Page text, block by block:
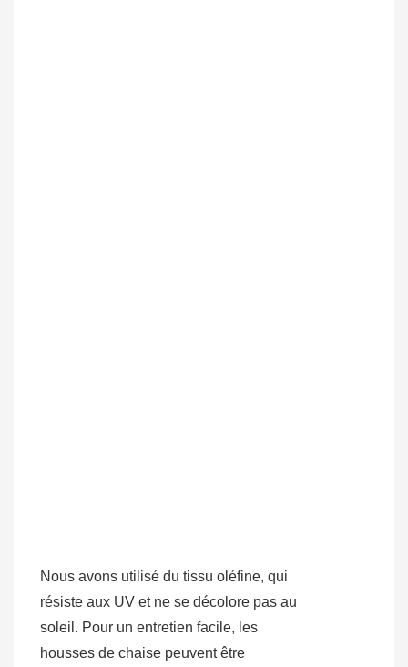
Nous avons utilisé du tissu oléfine, qui
résiste aux UV et ne se décolore pas au
soleil. Pour un entretien facile, les
housses de chaise peuvent être